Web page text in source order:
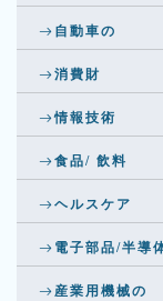
自動車の
消費財
情報技術
食品/ 飲料
ヘルスケア
電子部品/半導
産業用機械の